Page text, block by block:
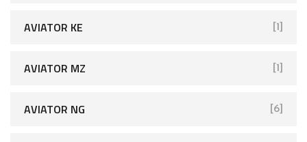
AVIATOR KE [1]
AVIATOR MZ [1]
AVIATOR NG [6]